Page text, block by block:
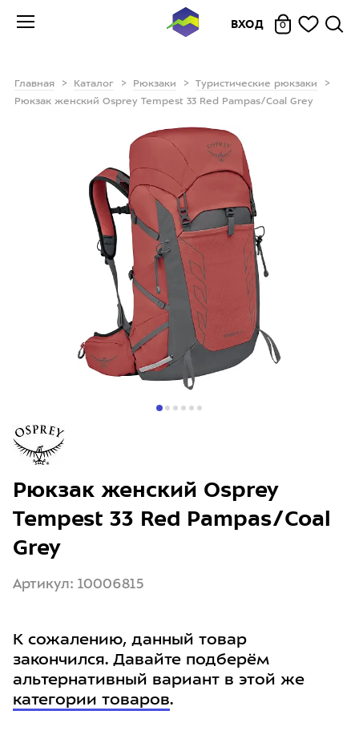
ВХОД 0
Главная Каталог Рюкзаки
Туристические рюкзаки
Рюкзак женский Osprey Tempest 33 Red Pampas/Coal Grey
Рюкзак женский Osprey
Tempest 33 Red Pampas/Coal
Grey
Артикул: 10006815
К сожалению, данный товар
закончился. Давайте подберём
альтернативный вариант в этой же
категории товаров.